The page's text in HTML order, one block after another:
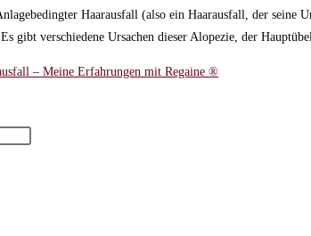
Haarausfall (also ein Haarausfall, der
gibt verschiedene Ursachen dieser Alopezie, der
– Meine Erfahrungen mit Regaine ®